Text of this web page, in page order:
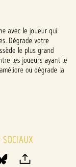
avec le joueur qui
Dégrade votre
le plus grand
les joueurs ayant le
ou dégrade la